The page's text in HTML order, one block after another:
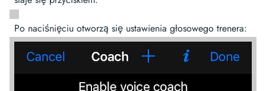
Po naciśnięciu otworzą się ustawienia głosowego trenera: